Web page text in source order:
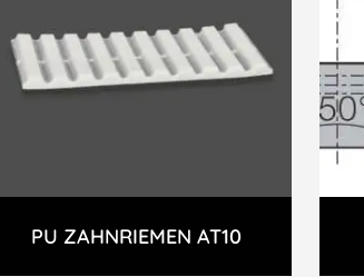
PU ZAHNRIEMEN AT10